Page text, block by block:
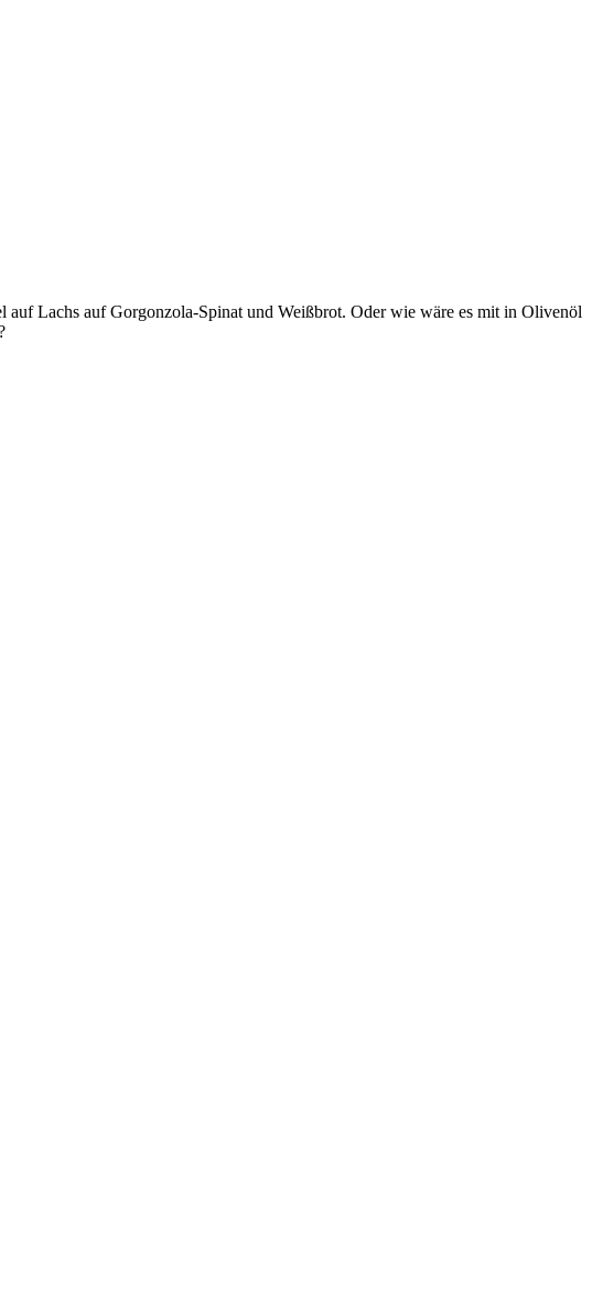
auf Lachs auf Gorgonzola-Spinat und Weißbrot. Oder wie wäre es mit in Olivenöl